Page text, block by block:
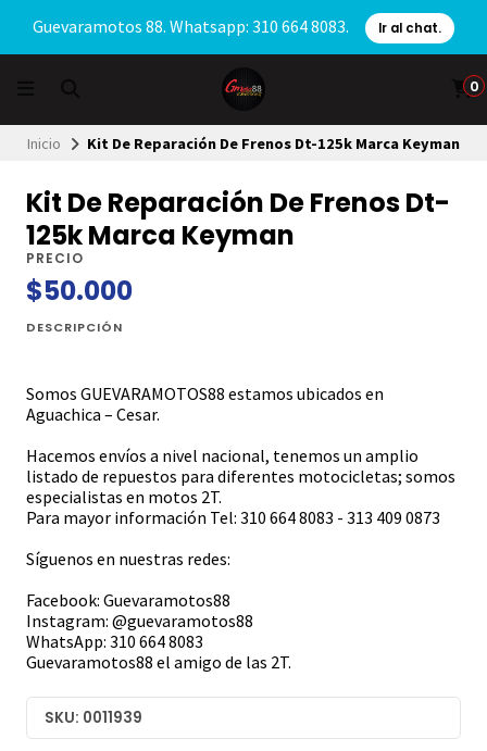
Guevaramotos 88. Whatsapp: 310 664 8083. Ir al chat.
0
Inicio Kit De Reparación De Frenos Dt-125k Marca Keyman
Kit De Reparación De Frenos Dt-
125k Marca Keyman
PRECIO
$50.000
DESCRIPCIÓN
Somos GUEVARAMOTOS88 estamos ubicados en
Aguachica – Cesar.
Hacemos envíos a nivel nacional, tenemos un amplio
listado de repuestos para diferentes motocicletas; somos
especialistas en motos 2T.
Para mayor información Tel: 310 664 8083 - 313 409 0873
Síguenos en nuestras redes:
Facebook: Guevaramotos88
Instagram: @guevaramotos88
WhatsApp: 310 664 8083
Guevaramotos88 el amigo de las 2T.
SKU: 0011939